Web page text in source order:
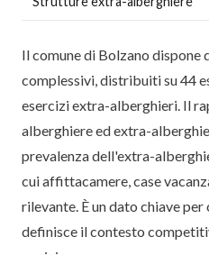
Il comune di Bolzano dispone
complessivi, distribuiti su 44
esercizi extra-alberghieri. Il
alberghiere ed extra-
prevalenza dell'extra-
cui affittacamere, case
rilevante. È un dato chiave
definisce il contesto